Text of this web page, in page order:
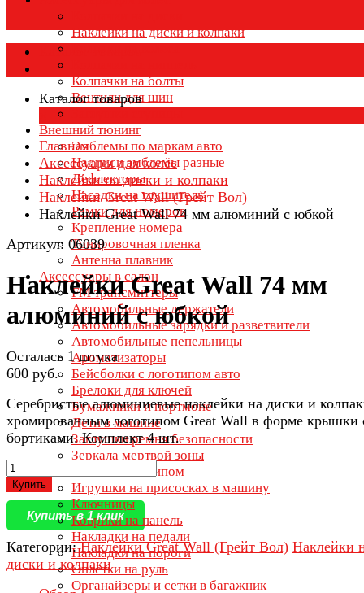
Наклейки на диски и колпаки
Колпаки на колеса
Колпачки на болты
Вентили для шин
Внешний тюнинг
Эмблемы по маркам авто
Надписи эмблемы разные
Дефлекторы
Насадки на глушитель
Рамки для номеров
Крепление номера
Тонировочная пленка
Антенна плавник
Аксессуары в салон
FM трансмиттеры
Автомобильные держатели
Автомобильные зарядки и разветвители
Автомобильные пепельницы
Ароматизаторы
Бейсболки с логотипом авто
Брелоки для ключей
Бумажники и портмоне
Дети в машине
Заглушки ремня безопасности
Зеркала мертвой зоны
Зонты с логотипом
Игрушки на присосках в машину
Ключницы
Коврики на панель
Накладки на педали
Накладки на пороги
Оплётки на руль
Органайзеры и сетки в багажник
Каталог товаров
Каталог товаров
Главная
Аксессуары для колёс
Наклейки на диски и колпаки
Наклейки Great Wall (Грейт Вол)
Наклейки Great Wall 74 мм алюминий с юбкой
Артикул: 06039
Наклейки Great Wall 74 мм
алюминий с юбкой
Осталась 1 штука
600 руб.
Серебристые алюминиевые наклейки на диски и
хромированным логотипом Great Wall в форме крышки
бортиками. Комплект 4 шт.
Купить
Купить в 1 клик
Категории:Наклейки Great Wall (Грейт Вол) Наклейки
диски и колпаки